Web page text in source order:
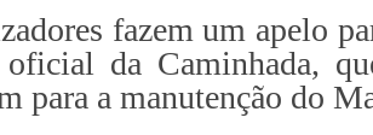
fazem um apelo
oficial da Caminhada,
para a manutenção do